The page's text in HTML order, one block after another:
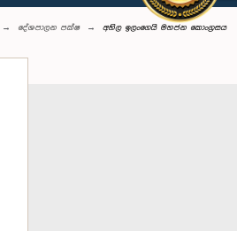
දේශපාලන පක්ෂ අහිල ඉලංගෙයි මහජන කොංග්‍රසය